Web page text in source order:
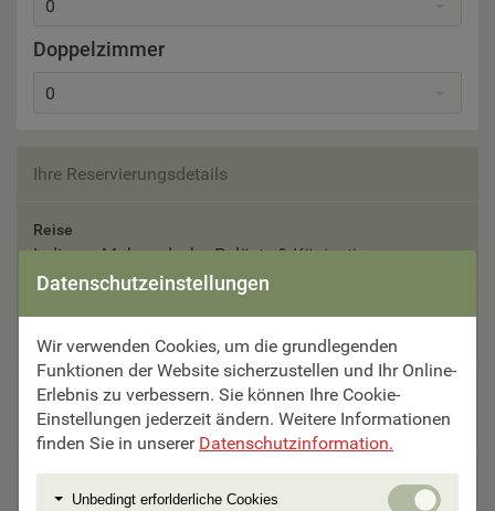
0
Doppelzimmer
0
Ihre Reservierungsdetails
Reise
Indien – Maharadscha Paläste & Königstiger
Bitte auswählen
Teilnehmer
Bitte auswählen
Unterbringung
Bitte auswählen
Datenschutzeinstellungen
Wir verwenden Cookies, um die grundlegenden
Funktionen der Website sicherzustellen und Ihr Online-
Erlebnis zu verbessern. Sie können Ihre Cookie-
Einstellungen jederzeit ändern. Weitere Informationen
finden Sie in unserer Datenschutzinformation.
Unbedingt erforlderliche Cookies